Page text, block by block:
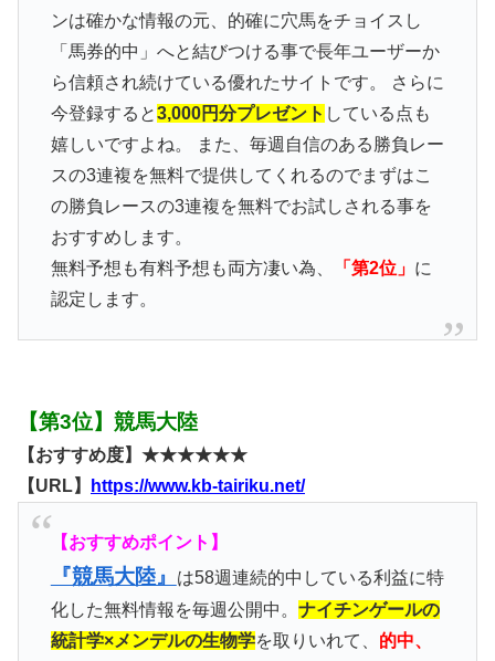
ンは確かな情報の元、的確に穴馬をチョイスし
「馬券的中」へと結びつける事で長年ユーザーか
ら信頼され続けている優れたサイトです。 さらに
今登録すると3,000円分プレゼント している点も
嬉しいですよね。 また、毎週自信のある勝負レー
スの3連複を無料で提供してくれるのでまずはこ
の勝負レースの3連複を無料でお試しされる事を
おすすめします。
無料予想も有料予想も両方凄い為、
「第2位」 に
認定します。
【第3位】競馬大陸
【おすすめ度】★★★★★★
【URL】
https://www.kb-tairiku.net/
【おすすめポイント】
『競馬大陸』
は58週連続的中している利益に特
化した無料情報を毎週公開中。 ナイチンゲールの
統計学×メンデルの生物学を取りいれて、 的中、